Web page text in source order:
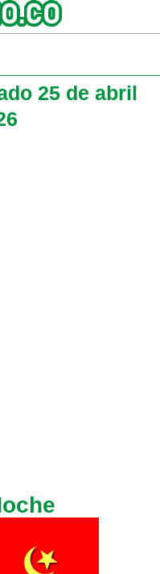
25 de abril